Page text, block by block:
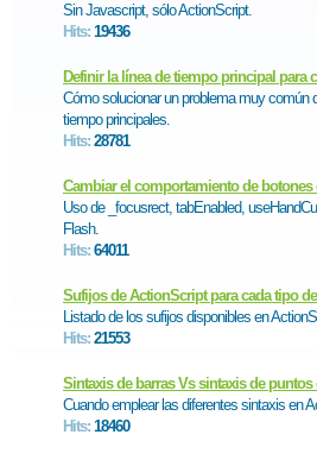
Sin Javascript, sólo ActionScript.
Hits: 19436
Definir la línea de tiempo principal para
Cómo solucionar un problema muy común
tiempo principales.
Hits: 28781
Cambiar el comportamiento de botones
Uso de _focusrect, tabEnabled,
Flash.
Hits: 64011
Sufijos de ActionScript para cada tipo
Listado de los sufijos disponibles en
Hits: 21553
Sintaxis de barras Vs sintaxis de puntos
Cuando emplear las diferentes sintaxis en
Hits: 18460